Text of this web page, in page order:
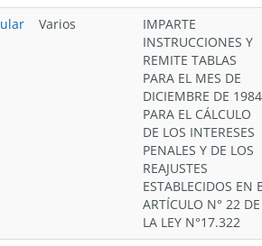
Varios
IMPARTE
INSTRUCCIONES Y
REMITE TABLAS
PARA EL MES DE
DICIEMBRE DE 1984
PARA EL CÁLCULO
DE LOS INTERESES
PENALES Y DE LOS
REAJUSTES
ESTABLECIDOS EN
ARTÍCULO N° 22 DE
LA LEY N°17.322